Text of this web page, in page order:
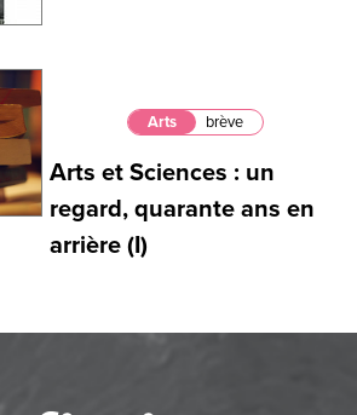
Arts brève
Arts et Sciences : un
regard, quarante ans en
arrière (I)